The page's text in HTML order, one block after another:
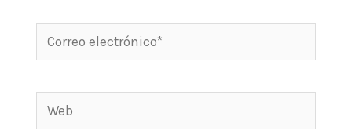
Correo
electrónico*
Web